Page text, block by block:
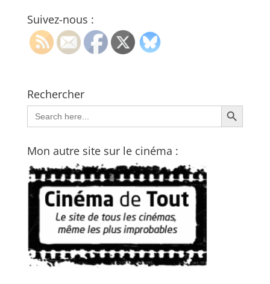
Suivez-nous :
Rechercher
Search
for:
Search Button
Mon autre site sur le cinéma :